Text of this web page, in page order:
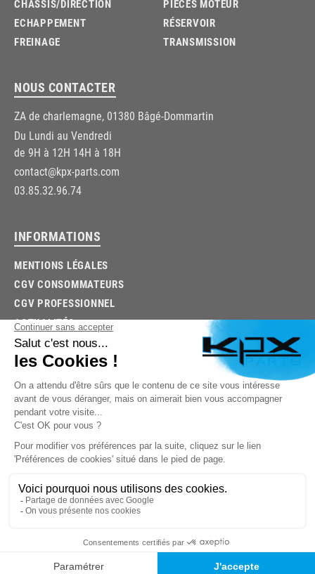
03.85.32.96.74
© 2026 -KPX PARTS- SITE CRÉÉ PARLET'S CLIC
CHASSIS/DIRECTION
ECHAPPEMENT
FREINAGE
PIÈCES MOTEUR
RÉSERVOIR
TRANSMISSION
NOUS CONTACTER
ZA de charlemagne, 01380 Bâgé-Dommartin
Du Lundi au Vendredi
de 9H à 12H 14H à 18H
contact@kpx-parts.com
03.85.32.96.74
INFORMATIONS
MENTIONS LÉGALES
CGV CONSOMMATEURS
CGV PROFESSIONNEL
ACTUALITÉS
TROUVEZ LA BONNE PIÈCE RAPIDEMENT
03.85.32.96.74